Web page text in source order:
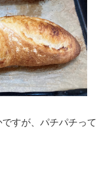
すが、パチパチって